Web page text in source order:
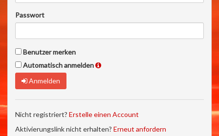
Passwort
Benutzer merken
Automatisch anmelden
Anmelden
Nicht registriert? Erstelle einen Account
Aktivierungslink nicht erhalten? Erneut anfordern